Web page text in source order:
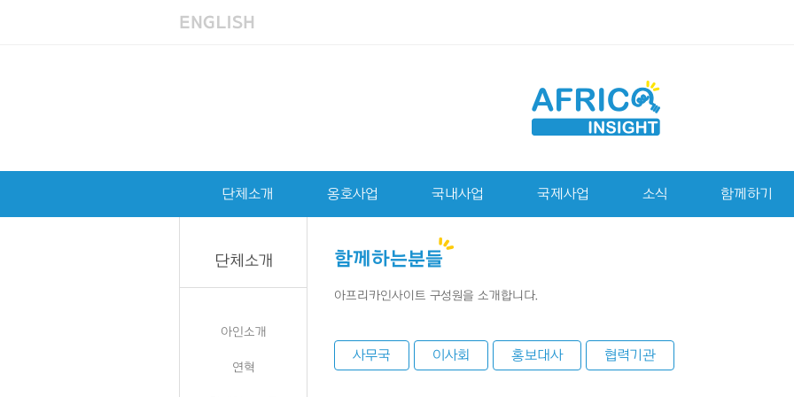
ENGLISH
단체소개 옹호사업 국내사업 국제사업 소식 함께하기
단체소개
아인소개
연혁
함께하는분들
아프리카인사이트 구성원을 소개합니다.
사무국 이사회 홍보대사 협력기관